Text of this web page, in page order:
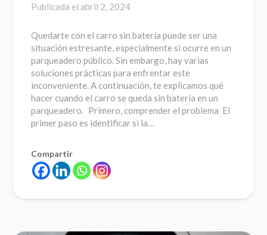
Publicada el abril 2, 2024
Quedarte con el carro sin batería puede ser una
situación estresante, especialmente si ocurre en un
parqueadero público. Sin embargo, hay varias
soluciones prácticas para enfrentar este
inconveniente. A continuación, te explicamos qué
hacer cuando el carro se queda sin batería en un
parqueadero. Primero, comprender el problema El
primer paso es identificar si la…
Compartir